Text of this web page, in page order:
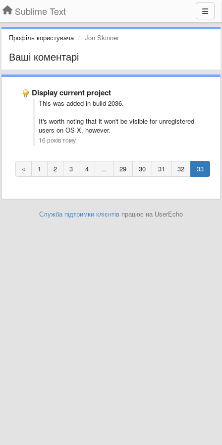
Sublime Text
Профіль користувача Jon Skinner
Ваші коментарі
Display current project
This was added in build 2036.
It's worth noting that it won't be visible for unregistered
users on OS X, however.
16 років тому
« 1 2 3 4 ... 29 30 31 32 33
Служба підтримки клієнтів працює на UserEcho